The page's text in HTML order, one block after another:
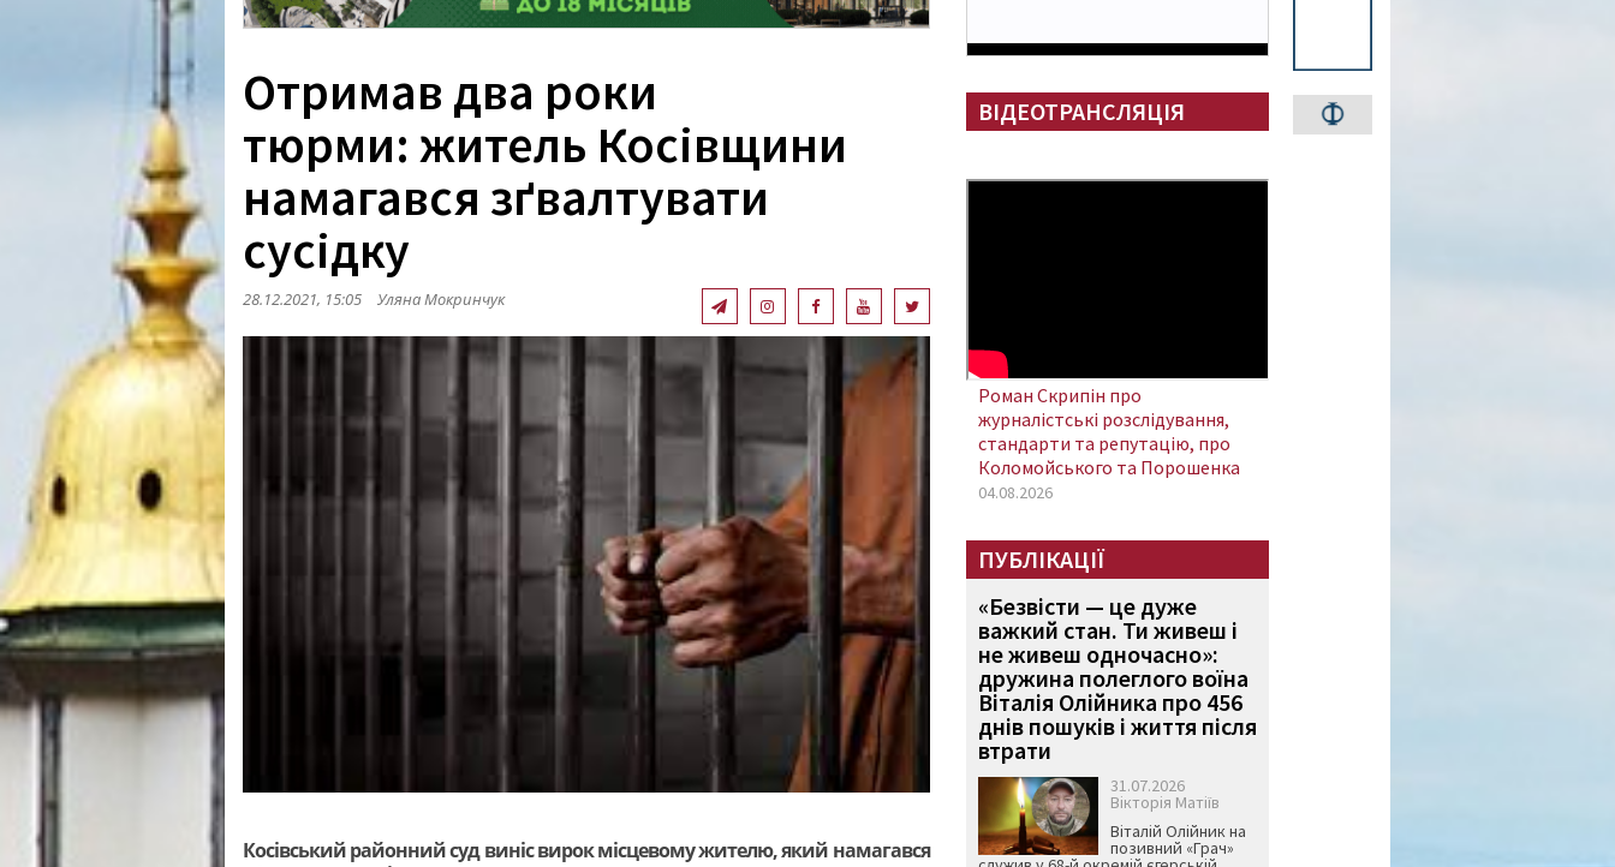
Отримав два роки
тюрми: житель Косівщини
намагався зґвалтувати
сусідку
28.12.2021, 15:05 Уляна Мокринчук
Косівський районний суд виніс вирок місцевому жителю, який намагався
ВІДЕОТРАНСЛЯЦІЯ
Роман Скрипін про
журналістські розслідування,
стандарти та репутацію, про
Коломойського та Порошенка
04.08.2026
ПУБЛІКАЦІЇ
«Безвісти — це дуже
важкий стан. Ти живеш і
не живеш одночасно»:
дружина полеглого воїна
Віталія Олійника про 456
днів пошуків і життя після
втрати
31.07.2026
Вікторія Матіїв
Віталій Олійник на
позивний «Грач»